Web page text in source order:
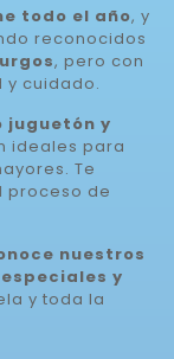
todo el año, y
reconocidos
, pero con
y cuidado.
juguetón y
ideales para
Te
proceso de
nuestros
y
y toda la